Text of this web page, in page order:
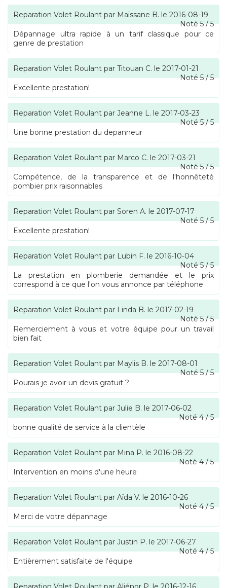
Reparation Volet Roulant par Maïssane B. le 2016-08-19
Noté5/5
Dépannage ultra rapide à un tarif classique pour ce
genre de prestation
Reparation Volet Roulant par Titouan C. le 2017-01-21
Noté5/5
Excellente prestation!
Reparation Volet Roulant par Jeanne L. le 2017-03-23
Noté5/5
Une bonne prestation du depanneur
Reparation Volet Roulant par Marco C. le 2017-03-21
Noté5/5
Compétence, de la transparence et de l'honnêteté
pombier prix raisonnables
Reparation Volet Roulant par Soren A. le 2017-07-17
Noté5/5
Excellente prestation!
Reparation Volet Roulant par Lubin F. le 2016-10-04
Noté5/5
La prestation en plomberie demandée et le prix
correspond à ce que l'on vous annonce par téléphone
Reparation Volet Roulant par Linda B. le 2017-02-19
Noté5/5
Remerciement à vous et votre équipe pour un travail
bien fait
Reparation Volet Roulant par Maylis B. le 2017-08-01
Noté5/5
Pourais-je avoir un devis gratuit ?
Reparation Volet Roulant par Julie B. le 2017-06-02
Noté4/5
bonne qualité de service à la clientèle
Reparation Volet Roulant par Mina P. le 2016-08-22
Noté4/5
Intervention en moins d'une heure
Reparation Volet Roulant par Aïda V. le 2016-10-26
Noté4/5
Merci de votre dépannage
Reparation Volet Roulant par Justin P. le 2017-06-27
Noté4/5
Entièrement satisfaite de l'équipe